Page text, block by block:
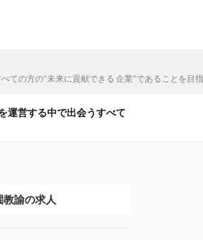
ての方の”未来に貢献できる 企業”であることを目
運営する中で出会うすべて
諭の求人